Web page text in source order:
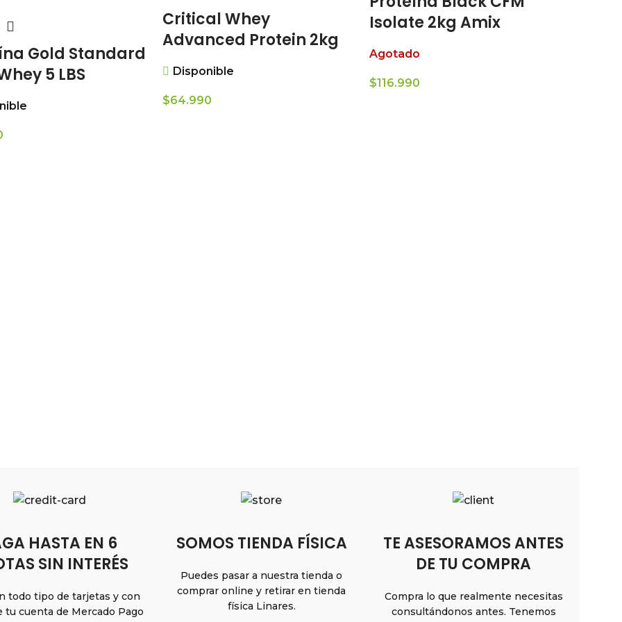
Gold Standard
5 LBS
Critical Whey
Advanced Protein 2kg
Disponible
$64.990
Isolate 2kg Amix
Agotado
$116.990
HASTA EN 6
SIN INTERÉS
todo tipo de tarjetas y con
tu cuenta de Mercado Pago
SOMOS TIENDA FÍSICA
Puedes pasar a nuestra tienda o
comprar online y retirar en tienda
física Linares.
TE ASESORAMOS ANTES
DE TU COMPRA
Compra lo que realmente necesitas
consultándonos antes. Tenemos